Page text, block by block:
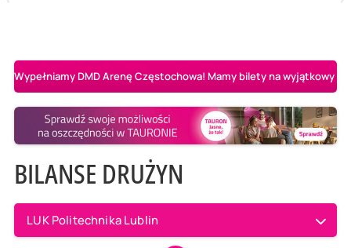
Wypełniamy DMD Arenę Częstochowa! Mamy bilety na wyjątkowy
BILANSE DRUŻYN
LUK Politechnika Lublin